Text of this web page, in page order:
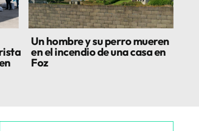
Un hombre y su perro mueren
en el incendio de una casa en
Foz